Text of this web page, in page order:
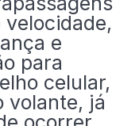
e
para
celular,
volante, já